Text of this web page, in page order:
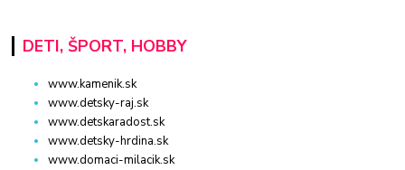
DETI, ŠPORT, HOBBY
www.kamenik.sk
www.detsky-raj.sk
www.detskaradost.sk
www.detsky-hrdina.sk
www.domaci-milacik.sk